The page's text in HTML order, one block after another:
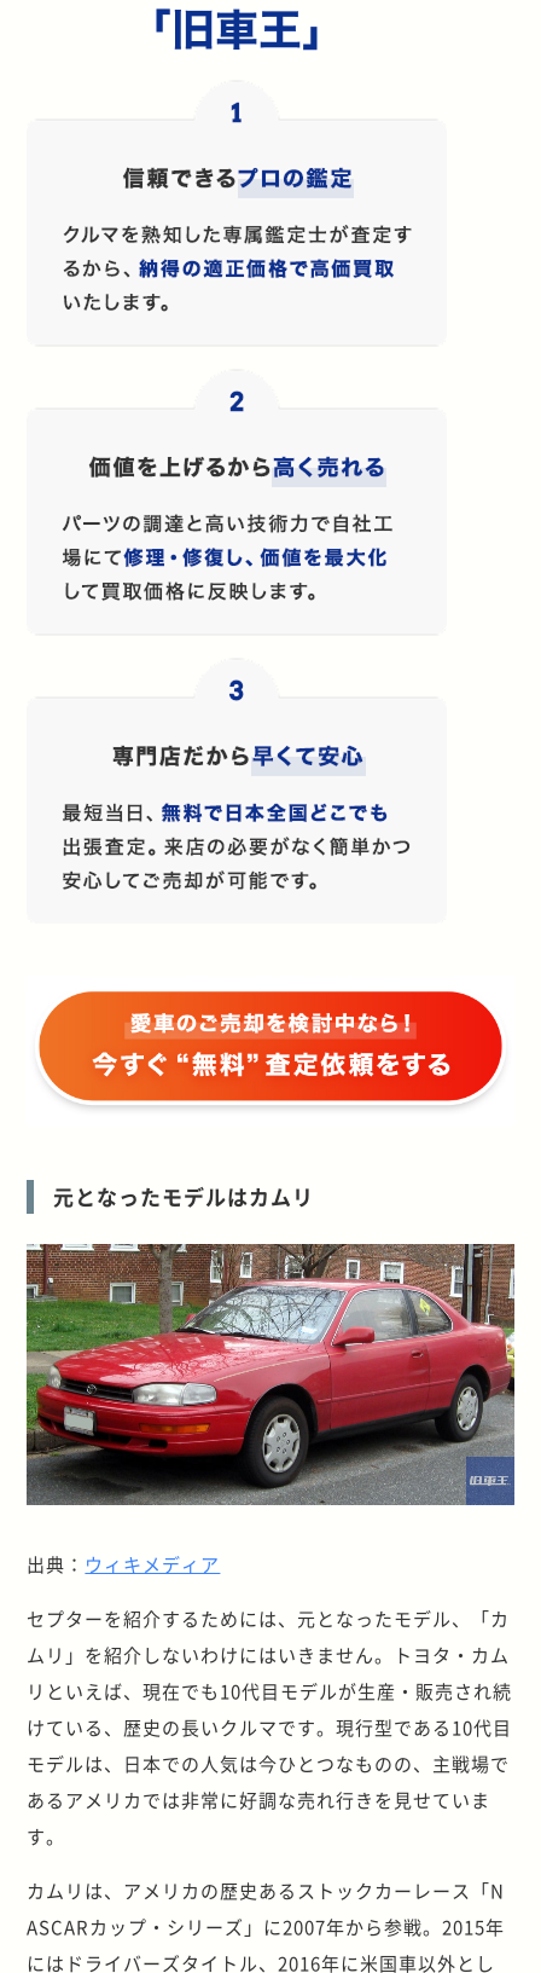
元となったモデルはカムリ
出典： ウィキメディア
セプターを紹介するためには、元となったモデル、「カ
ムリ」を紹介しないわけにはいきません。トヨタ・カム
リといえば、現在でも10代目モデルが生産・販売され続
けている、歴史の長いクルマです。現行型である10代目
モデルは、日本での人気は今ひとつなものの、主戦場で
あるアメリカでは非常に好調な売れ行きを見せていま
す。
カムリは、アメリカの歴史あるストックカーレース「N
ASCARカップ・シリーズ」に2007年から参戦。2015年
にはドライバーズタイトル、2016年に米国車以外とし